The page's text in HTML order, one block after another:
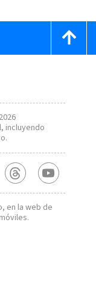
incluyendo
en la web de